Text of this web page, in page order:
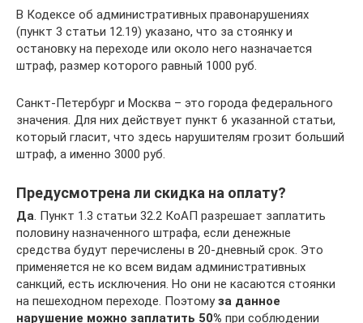
В Кодексе об административных правонарушениях
(пункт 3 статьи 12.19) указано, что за стоянку и
остановку на переходе или около него назначается
штраф, размер которого равный 1000 руб.
Санкт-Петербург и Москва – это города федерального
значения. Для них действует пункт 6 указанной статьи,
который гласит, что здесь нарушителям грозит больший
штраф, а именно 3000 руб.
Предусмотрена ли скидка на оплату?
Да . Пункт 1.3 статьи 32.2 КоАП разрешает заплатить
половину назначенного штрафа, если денежные
средства будут перечислены в 20-дневный срок. Это
применяется не ко всем видам административных
санкций, есть исключения. Но они не касаются стоянки
на пешеходном переходе. Поэтомуза данное
нарушение можно заплатить 50% при соблюдении